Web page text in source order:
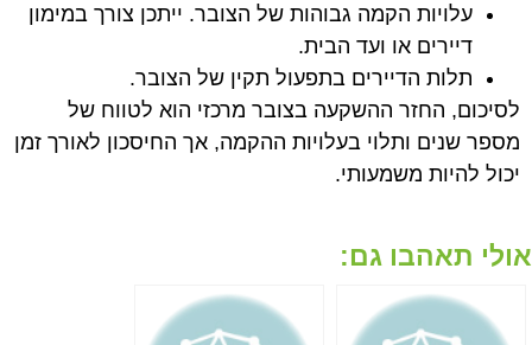
עלויות הקמה גבוהות של הצובר. ייתכן צורך במימון
דיירים או ועד הבית.
תלות הדיירים בתפעול תקין של הצובר.
לסיכום, החזר ההשקעה בצובר מרכזי הוא לטווח של
מספר שנים ותלוי בעלויות ההקמה, אך החיסכון לאורך זמן
יכול להיות משמעותי.
אולי תאהבו גם: